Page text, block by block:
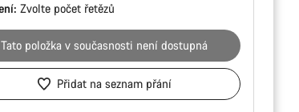
Zvolte počet řetězů
Tato položka v současnosti není dostupná
Přidat na seznam přání